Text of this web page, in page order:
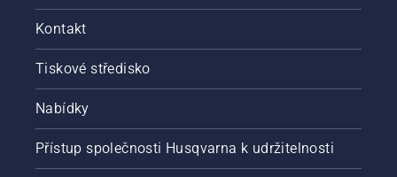
pilu
a zkontrolujte,
brzda
Zvyšte
otáčky
motoru
řetězové
Kontakt
Tiskové středisko
Nabídky
Přístup společnosti Husqvarna k udržitelnosti